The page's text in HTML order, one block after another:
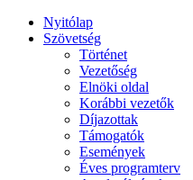
Nyitólap
Szövetség
Történet
Vezetőség
Elnöki oldal
Korábbi vezetők
Díjazottak
Támogatók
Események
Éves programterv